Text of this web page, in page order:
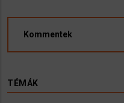
Kommentek
TÉMÁK